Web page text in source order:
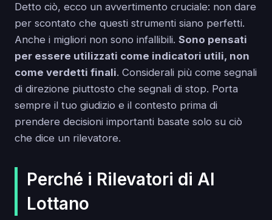
Detto ciò, ecco un avvertimento cruciale: non dare
per scontato che questi strumenti siano perfetti.
Anche i migliori non sono infallibili. Sono pensati
per essere utilizzati come indicatori utili, non
come verdetti finali. Considerali più come segnali
di direzione piuttosto che segnali di stop. Porta
sempre il tuo giudizio e il contesto prima di
prendere decisioni importanti basate solo su ciò
che dice un rilevatore.
Perché i Rilevatori di AI
Lottano